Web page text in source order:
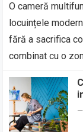
O cameră
locuințele
fără a sacrifica
combinat cu o
—